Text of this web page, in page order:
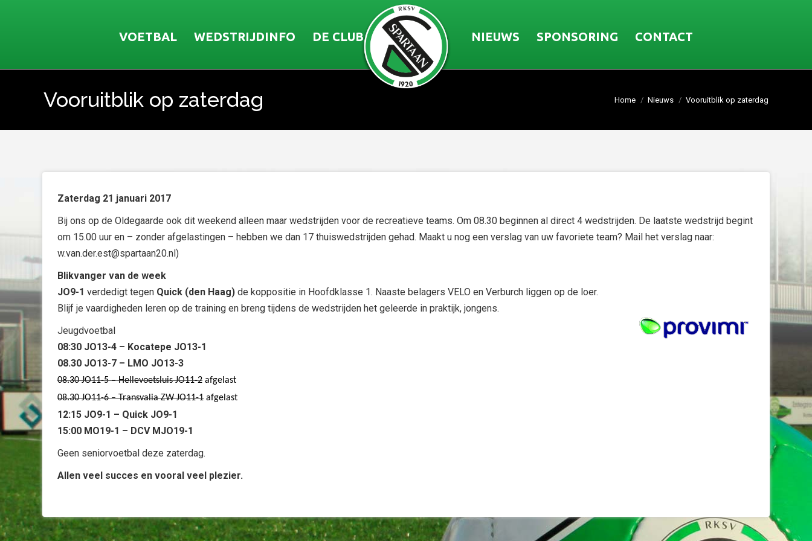
VOETBAL WEDSTRIJDINFO DE CLUB NIEUWS SPONSORING CONTACT
Vooruitblik op zaterdag
Je bent hier: Home Nieuws Vooruitblik op zaterdag
Zaterdag 21 januari 2017
Bij ons op de Oldegaarde ook dit weekend alleen maar wedstrijden voor de recreatieve teams. Om 08.30 beginnen al direct 4 wedstrijden. De laatste wedstrijd begint
om 15.00 uur en – zonder afgelastingen – hebben we dan 17 thuiswedstrijden gehad. Maakt u nog een verslag van uw favoriete team? Mail het verslag naar:
w.van.der.est@spartaan20.nl)
Blikvanger van de week
JO9-1 verdedigt tegen Quick (den Haag) de koppositie in Hoofdklasse 1. Naaste belagers VELO en Verburch liggen op de loer.
Blijf je vaardigheden leren op de training en breng tijdens de wedstrijden het geleerde in praktijk, jongens.
Jeugdvoetbal
08:30 JO13-4 – Kocatepe JO13-1
08.30 JO13-7 – LMO JO13-3
08.30 JO11-5 – Hellevoetsluis JO11-2 afgelast
08.30 JO11-6 – Transvalia ZW JO11-1 afgelast
12:15 JO9-1 – Quick JO9-1
15:00 MO19-1 – DCV MJO19-1
Geen seniorvoetbal deze zaterdag.
Allen veel succes en vooral veel plezier.